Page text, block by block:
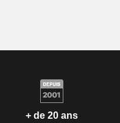
+ de 20 ans